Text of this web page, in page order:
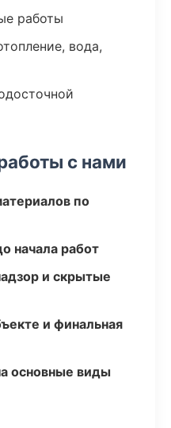
работы
вода,
с нами
по
начала работ
и скрытые
и финальная
основные виды